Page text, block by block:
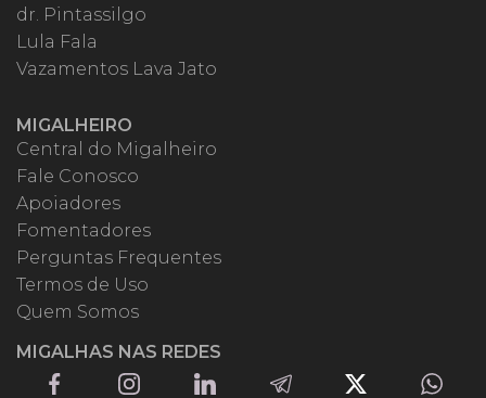
dr. Pintassilgo
Lula Fala
Vazamentos Lava Jato
MIGALHEIRO
Central do Migalheiro
Fale Conosco
Apoiadores
Fomentadores
Perguntas Frequentes
Termos de Uso
Quem Somos
MIGALHAS NAS REDES